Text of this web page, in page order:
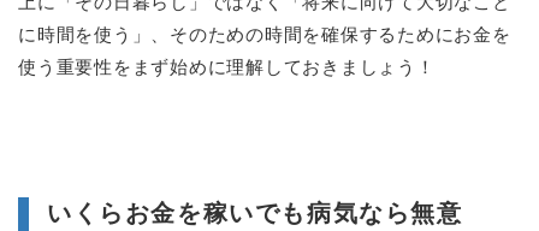
に時間を使う」、そのための時間を確保するためにお金を
使う重要性をまず始めに理解しておきましょう！
いくらお金を稼いでも病気なら無意